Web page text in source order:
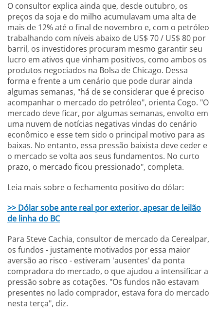
O consultor explica ainda que, desde outubro, os
preços da soja e do milho acumulavam uma alta de
mais de 12% até o final de novembro e, com o petróleo
trabalhando com níveis abaixo de US$ 70 / US$ 80 por
barril, os investidores procuram mesmo garantir seu
lucro em ativos que vinham positivos, como ambos os
produtos negociados na Bolsa de Chicago. Dessa
forma e frente a um cenário que pode durar ainda
algumas semanas, "há de se considerar que é preciso
acompanhar o mercado do petróleo", orienta Cogo. "O
mercado deve ficar, por algumas semanas, envolto em
uma nuvem de notícias negativas vindas do cenário
econômico e esse tem sido o principal motivo para as
baixas. No entanto, essa pressão baixista deve ceder e
o mercado se volta aos seus fundamentos. No curto
prazo, o mercado ficou pressionado", completa.
Leia mais sobre o fechamento positivo do dólar:
>> Dólar sobe ante real por exterior, apesar de leilão
de linha do BC
Para Steve Cachia, consultor de mercado da Cerealpar,
os fundos - justamente motivados por essa maior
aversão ao risco - estiveram 'ausentes' da ponta
compradora do mercado, o que ajudou a intensificar a
pressão sobre as cotações. "Os fundos não estavam
presentes no lado comprador, estava fora do mercado
nesta terça", diz.